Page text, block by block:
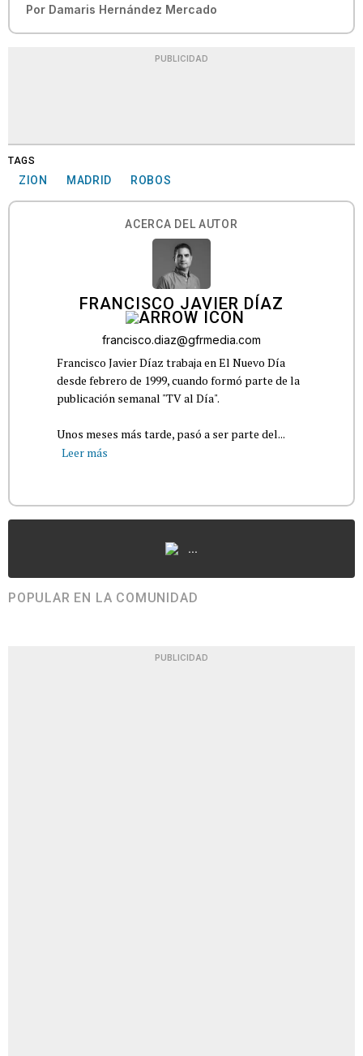
Por Damaris Hernández Mercado
PUBLICIDAD
TAGS
ZION MADRID ROBOS
ACERCA DEL AUTOR
FRANCISCO JAVIER DÍAZ
francisco.diaz@gfrmedia.com
Francisco Javier Díaz trabaja en El Nuevo Día
desde febrero de 1999, cuando formó parte de la
publicación semanal "TV al Día".
Unos meses más tarde, pasó a ser parte del...
Leer más
...
POPULAR EN LA COMUNIDAD
PUBLICIDAD